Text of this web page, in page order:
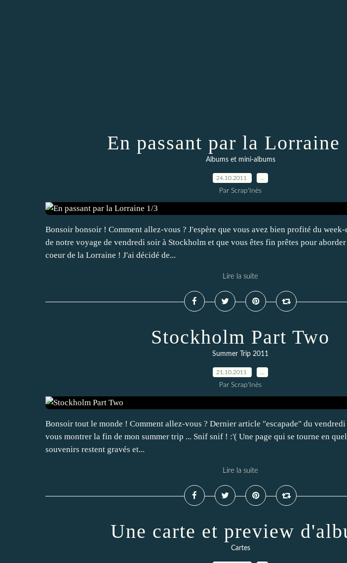
En passant par la Lorraine
Albums et mini-albums
24.10.2011
Par Scrap'Inès
Bonsoir bonsoir ! Comment allez-vous ? J'espère que vous avez bien profité du
de notre voyage de vendredi soir à Stockholm et que vous êtes fin prêtes pour
coeur de la Lorraine ! J'ai décidé de...
Lire la suite
Stockholm Part Two
Summer Trip 2011
21.10.2011
Par Scrap'Inès
Bonsoir tout le monde ! Comment allez-vous ? Dernier article "escapade" du
vous montrer la fin de mon summer trip ... Snif snif ! :'( Une page qui se tourne en
souvenirs restent gravés et...
Lire la suite
Une carte et preview
Cartes